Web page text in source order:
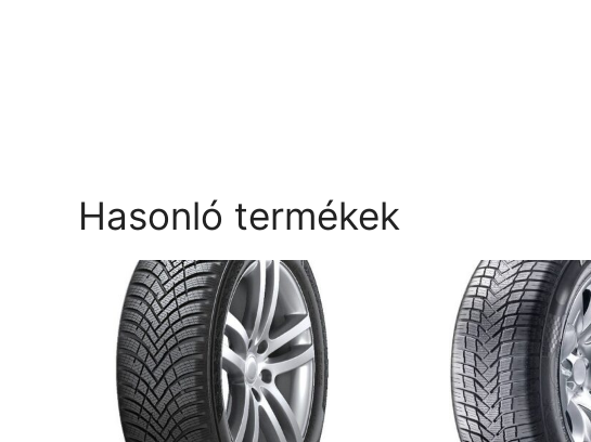
Hasonló termékek